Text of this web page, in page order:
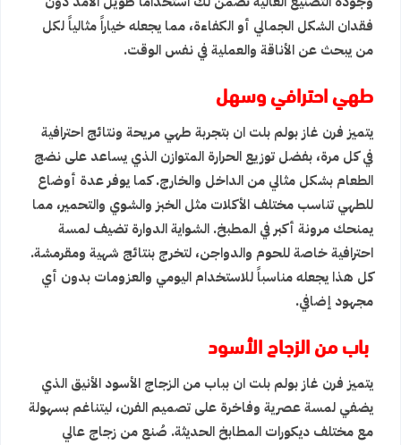
فقدان الشكل الجمالي أو الكفاءة، مما يجعله خياراً مثالياً لكل
من يبحث عن الأناقة والعملية في نفس الوقت.
طهي احترافي وسهل
يتميز فرن غاز بولم بلت ان بتجربة طهي مريحة ونتائج احترافية
في كل مرة، بفضل توزيع الحرارة المتوازن الذي يساعد على نضج
الطعام بشكل مثالي من الداخل والخارج. كما يوفر عدة أوضاع
للطهي تناسب مختلف الأكلات مثل الخبز والشوي والتحمير، مما
يمنحك مرونة أكبر في المطبخ. الشواية الدوارة تضيف لمسة
احترافية خاصة للحوم والدواجن، لتخرج بنتائج شهية ومقرمشة.
كل هذا يجعله مناسباً للاستخدام اليومي والعزومات بدون أي
مجهود إضافي.
باب من الزجاج الأسود
يتميز فرن غاز بولم بلت ان بباب من الزجاج الأسود الأنيق الذي
يضفي لمسة عصرية وفاخرة على تصميم الفرن، ليتناغم بسهولة
مع مختلف ديكورات المطابخ الحديثة. صُنع من زجاج عالي